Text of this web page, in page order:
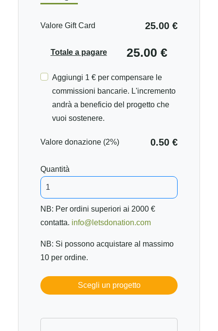
Valore Gift Card 25.00 €
Totale a pagare 25.00 €
Aggiungi 1 € per compensare le
commissioni bancarie. L'incremento
andrà a beneficio del progetto che
vuoi sostenere.
Valore donazione (2%) 0.50 €
Quantità
NB: Per ordini superiori ai 2000 €
contatta. info@letsdonation.com
NB: Si possono acquistare al massimo
10 per ordine.
Scegli un progetto